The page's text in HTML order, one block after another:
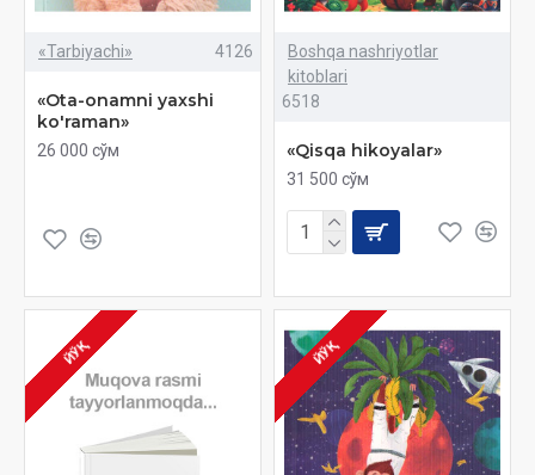
«Tarbiyachi» 4126
«Ota-onamni yaxshi
ko'raman»
26 000 сўм
Boshqa nashriyotlar
kitoblari
6518
«Qisqa hikoyalar»
31 500 сўм
ЙЎҚ ЙЎҚ